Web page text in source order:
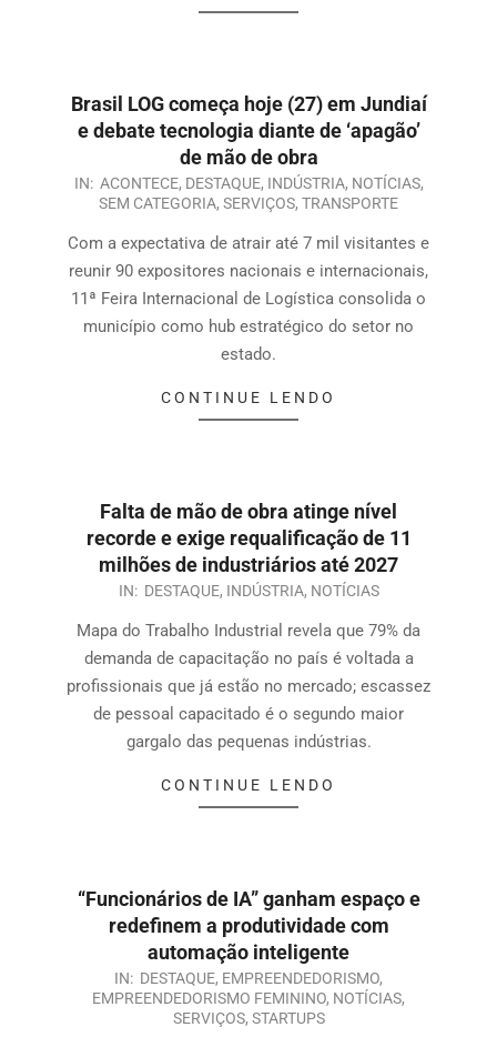
Brasil LOG começa hoje (27) em Jundiaí
e debate tecnologia diante de ‘apagão’
de mão de obra
IN: ACONTECE, DESTAQUE, INDÚSTRIA, NOTÍCIAS,
SEM CATEGORIA, SERVIÇOS, TRANSPORTE
Com a expectativa de atrair até 7 mil visitantes e
reunir 90 expositores nacionais e internacionais,
11ª Feira Internacional de Logística consolida o
município como hub estratégico do setor no
estado.
CONTINUE LENDO
Falta de mão de obra atinge nível
recorde e exige requalificação de 11
milhões de industriários até 2027
IN: DESTAQUE, INDÚSTRIA, NOTÍCIAS
Mapa do Trabalho Industrial revela que 79% da
demanda de capacitação no país é voltada a
profissionais que já estão no mercado; escassez
de pessoal capacitado é o segundo maior
gargalo das pequenas indústrias.
CONTINUE LENDO
“Funcionários de IA” ganham espaço e
redefinem a produtividade com
automação inteligente
IN: DESTAQUE, EMPREENDEDORISMO,
EMPREENDEDORISMO FEMININO, NOTÍCIAS,
SERVIÇOS, STARTUPS